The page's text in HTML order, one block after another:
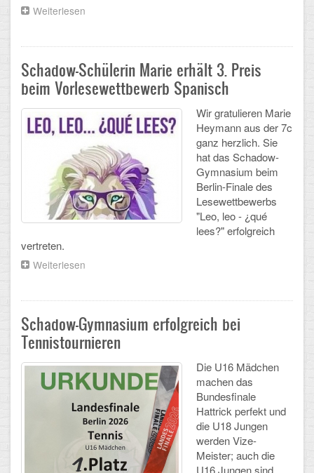
Schulzeitung: Der Gottfried
Deutsch und Fremdsprachen
Gesellschaftswissenschaften
Mathematik, Informatik und Naturwissenschaften
Musische Fächer
Sport
ORGANISATION
Freistellung/Entschuldigung
Kurswahl 10. Kl.
Umwahl 11. Kl.
Weiterlesen
Die
Ergebnisse
Schadow-Schülerin Marie erhält 3. Preis
beim Vorlesewettbewerb Spanisch
Wir gratulieren Marie
Heymann aus der 7c
ganz herzlich. Sie
hat das Schadow-
Gymnasium beim
Berlin-Finale des
Lesewettbewerbs
"Leo, leo - ¿qué
lees?" erfolgreich
vertreten.
Weiterlesen
Marie
erhält
3.
Preis
Vorlesewettbewerb
Spanisch
Schadow-Gymnasium erfolgreich bei
Tennistournieren
Die U16 Mädchen
machen das
Bundesfinale
Hattrick perfekt und
die U18 Jungen
werden Vize-
Meister; auch die